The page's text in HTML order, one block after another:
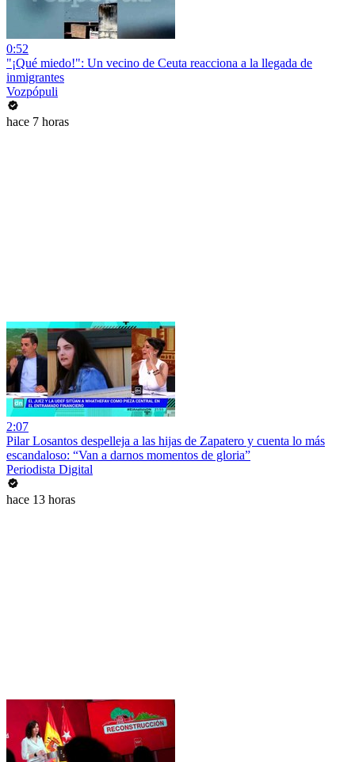
0:52
"¡Qué miedo!": Un vecino de Ceuta reacciona a la llegada de
inmigrantes
Vozpópuli
hace 7 horas
2:07
Pilar Losantos despelleja a las hijas de Zapatero y cuenta lo más
escandaloso: “Van a darnos momentos de gloria”
Periodista Digital
hace 13 horas